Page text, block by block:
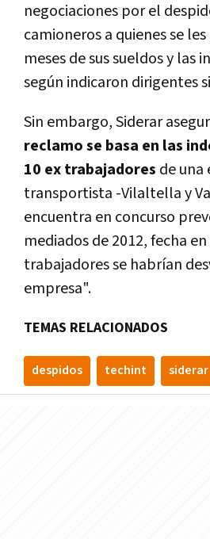
negociaciones por el
camioneros a quienes se
meses de sus sueldos y las
según indicaron dirigentes
Sin embargo, Siderar
reclamo se basa en las
10 ex trabajadores de una
transportista -Vilaltella y
encuentra en concurso
mediados de 2012, fecha
trabajadores se habrían
empresa".
TEMAS RELACIONADOS
despidos techint siderar